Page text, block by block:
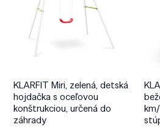
KLARFIT Miri, zelená, detská
hojdačka s oceľovou
konštrukciou, určená do
záhrady